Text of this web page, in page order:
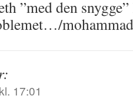
”med den
mohammad
17:01